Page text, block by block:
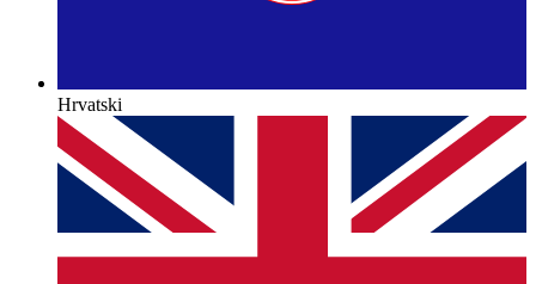
Hrvatski